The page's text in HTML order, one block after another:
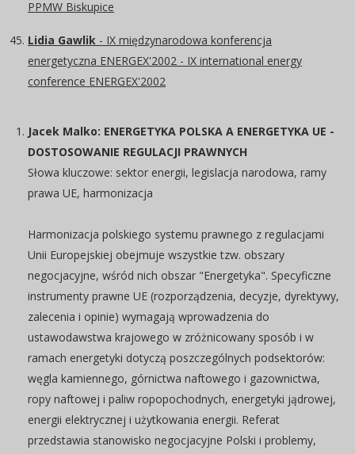
PPMW Biskupice
Lidia Gawlik - IX międzynarodowa konferencja
energetyczna ENERGEX'2002 - IX international energy
conference ENERGEX'2002
Jacek Malko: ENERGETYKA POLSKA A ENERGETYKA UE -
DOSTOSOWANIE REGULACJI PRAWNYCH
Słowa kluczowe: sektor energii, legislacja narodowa, ramy
prawa UE, harmonizacja
Harmonizacja polskiego systemu prawnego z regulacjami
Unii Europejskiej obejmuje wszystkie tzw. obszary
negocjacyjne, wśród nich obszar "Energetyka". Specyficzne
instrumenty prawne UE (rozporządzenia, decyzje, dyrektywy,
zalecenia i opinie) wymagają wprowadzenia do
ustawodawstwa krajowego w zróżnicowany sposób i w
ramach energetyki dotyczą poszczególnych podsektorów:
węgla kamiennego, górnictwa naftowego i gazownictwa,
ropy naftowej i paliw ropopochodnych, energetyki jądrowej,
energii elektrycznej i użytkowania energii. Referat
przedstawia stanowisko negocjacyjne Polski i problemy,